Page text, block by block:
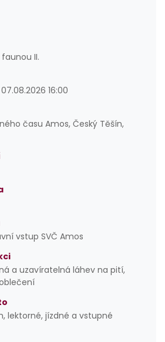
II.
16:00
času Amos, Český Těšín,
vstup SVČ Amos
a uzavíratelná láhev na pití,
lektorné, jízdné a vstupné